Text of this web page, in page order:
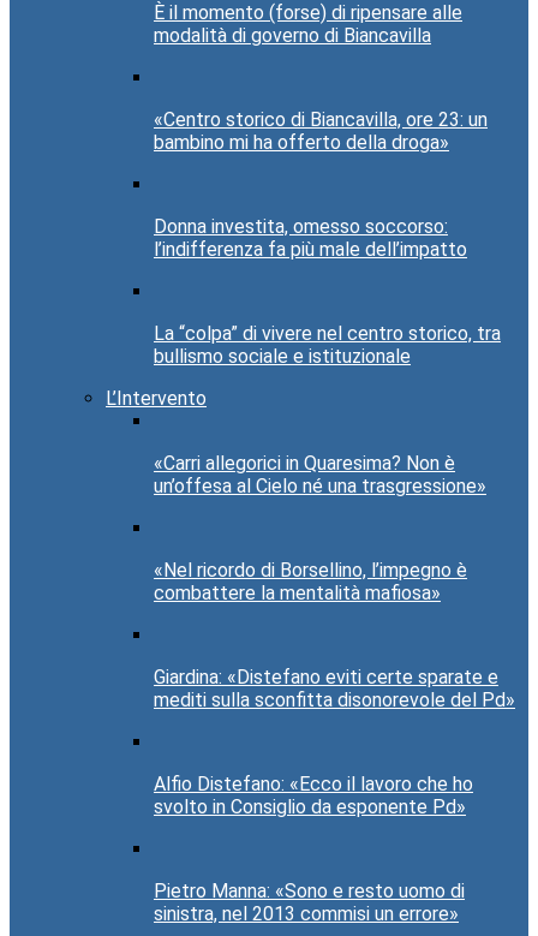
È il momento (forse) di ripensare alle
modalità di governo di Biancavilla
«Centro storico di Biancavilla, ore 23: un
bambino mi ha offerto della droga»
Donna investita, omesso soccorso:
l’indifferenza fa più male dell’impatto
La “colpa” di vivere nel centro storico, tra
bullismo sociale e istituzionale
L’Intervento
«Carri allegorici in Quaresima? Non è
un’offesa al Cielo né una trasgressione»
«Nel ricordo di Borsellino, l’impegno è
combattere la mentalità mafiosa»
Giardina: «Distefano eviti certe sparate e
mediti sulla sconfitta disonorevole del Pd»
Alfio Distefano: «Ecco il lavoro che ho
svolto in Consiglio da esponente Pd»
Pietro Manna: «Sono e resto uomo di
sinistra, nel 2013 commisi un errore»